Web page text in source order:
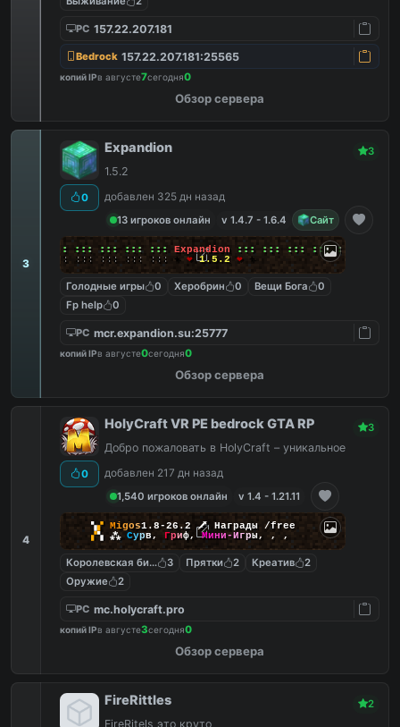
PC 157.22.207.181
Bedrock 157.22.207.181:25565
копий IPв августе7сегодня0
Обзор сервера
3
0
Expandion 3
1.5.2
добавлен 325 дн назад
13 игроков онлайн
v 1.4.7 - 1.6.4 Сайт
::: ::: ::: ::: ::: Expandion ::: ::: ::: ::: :::
╚╝::: ::: ::: ::: ::: ::: + ❤ 1.5.2 ❤+
Голодные игры 0 Херобрин 0 Вещи Бога
0
Fp help
0
PC mcr.expandion.su:25777
копий IPв августе0сегодня0
Обзор сервера
4
0
HolyCraft VR PE bedrock GTA RP 3
Добро пожаловать в HolyCraft – уникальное
добавлен 217 дн назад
1,540 игроков онлайн
v 1.4 - 1.21.11
▚▞ Migos1.8-26.2🗡 Награды /free
▞▚ ⁂ Сурв, Гриф,Мини-Игры, , ,
Королевская битва3 Прятки 2 Креатив
2
Оружие
2
PC mc.holycraft.pro
копий IPв августе3сегодня0
Обзор сервера
FireRittles 2
FireRitels это круто